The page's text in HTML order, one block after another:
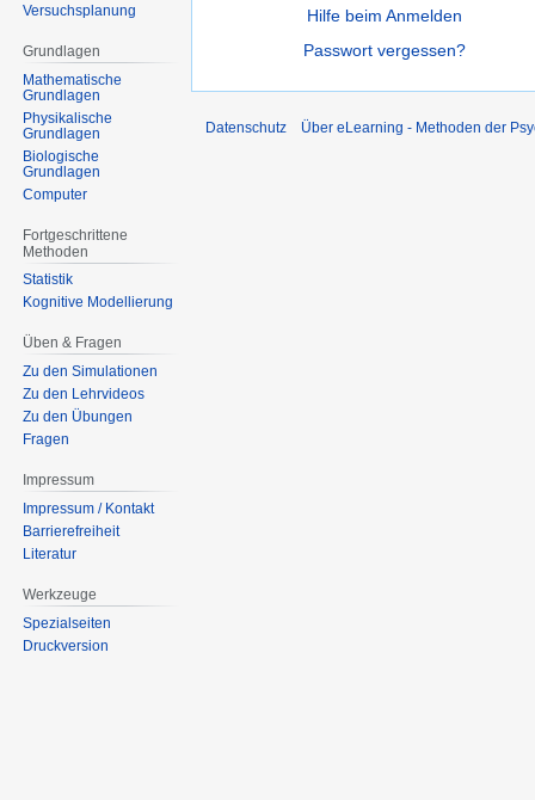
Hilfe beim Anmelden
Passwort vergessen?
Versuchsplanung
Grundlagen
Mathematische
Grundlagen
Physikalische
Grundlagen
Biologische
Grundlagen
Computer
Fortgeschrittene
Methoden
Statistik
Kognitive Modellierung
Üben & Fragen
Zu den Simulationen
Zu den Lehrvideos
Zu den Übungen
Fragen
Impressum
Impressum / Kontakt
Barrierefreiheit
Literatur
Werkzeuge
Spezialseiten
Druckversion
Datenschutz Über eLearning - Methoden der